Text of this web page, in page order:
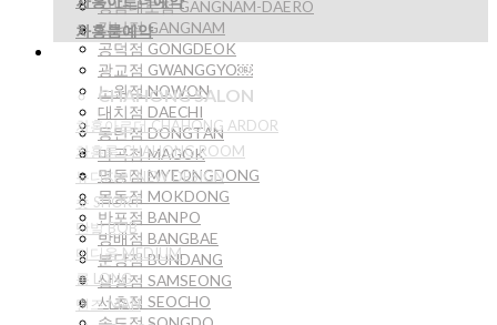
강남대로점 GANGNAM-DAERO
강남점 GANGNAM
공덕점 GONGDEOK
광교점 GWANGGYO￼
노원점 NOWON
대치점 DAECHI
동탄점 DONGTAN
마곡점 MAGOK
명동점 MYEONGDONG
목동점 MOKDONG
반포점 BANPO
방배점 BANGBAE
분당점 BUNDANG
삼성점 SAMSEONG
서초점 SEOCHO
차홍룸예약
CHAHONG SALON
차홍아르더 CHAHONG ARDOR
차홍룸 CHAHONG ROOM
뉴디자인 NEW DESIGN
숏 SHORT
단발 BOB
미디움 MEDIUM
롱 LONG
맨즈 MAN